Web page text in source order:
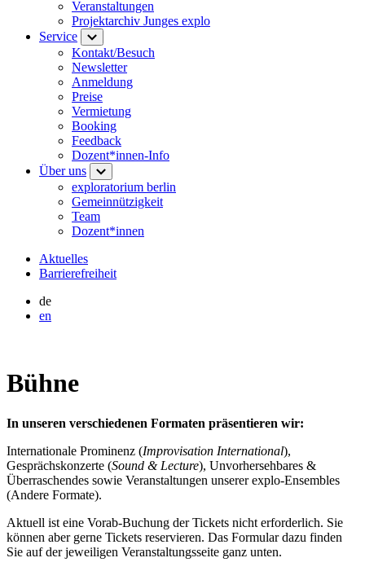
Veranstaltungen
Projektarchiv Junges explo
Service
Kontakt/Besuch
Newsletter
Anmeldung
Preise
Vermietung
Booking
Feedback
Dozent*innen-Info
Über uns
exploratorium berlin
Gemeinnützigkeit
Team
Dozent*innen
Aktuelles
Barrierefreiheit
de
en
Bühne
In unseren verschiedenen Formaten präsentieren wir:
Internationale Prominenz (Improvisation International),
Gesprächskonzerte (Sound & Lecture), Unvorhersehbares &
Überraschendes sowie Veranstaltungen unserer explo-Ensembles
(Andere Formate).
Aktuell ist eine Vorab-Buchung der Tickets nicht erforderlich. Sie
können aber gerne Tickets reservieren. Das Formular dazu finden
Sie auf der jeweiligen Veranstaltungsseite ganz unten.